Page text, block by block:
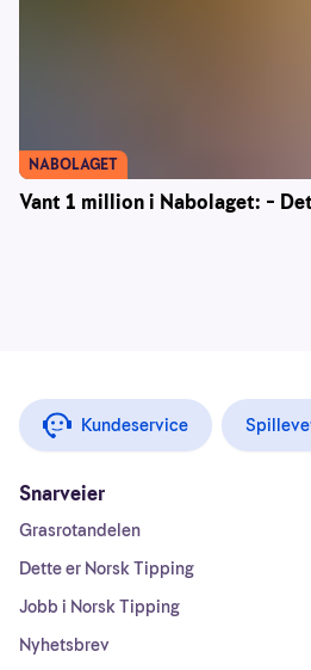
Vant 1 million i Nabolaget: –
NABOLAGET
Kundeservice
Snarveier
Grasrotandelen
Dette er Norsk Tipping
Jobb i Norsk Tipping
Nyhetsbrev